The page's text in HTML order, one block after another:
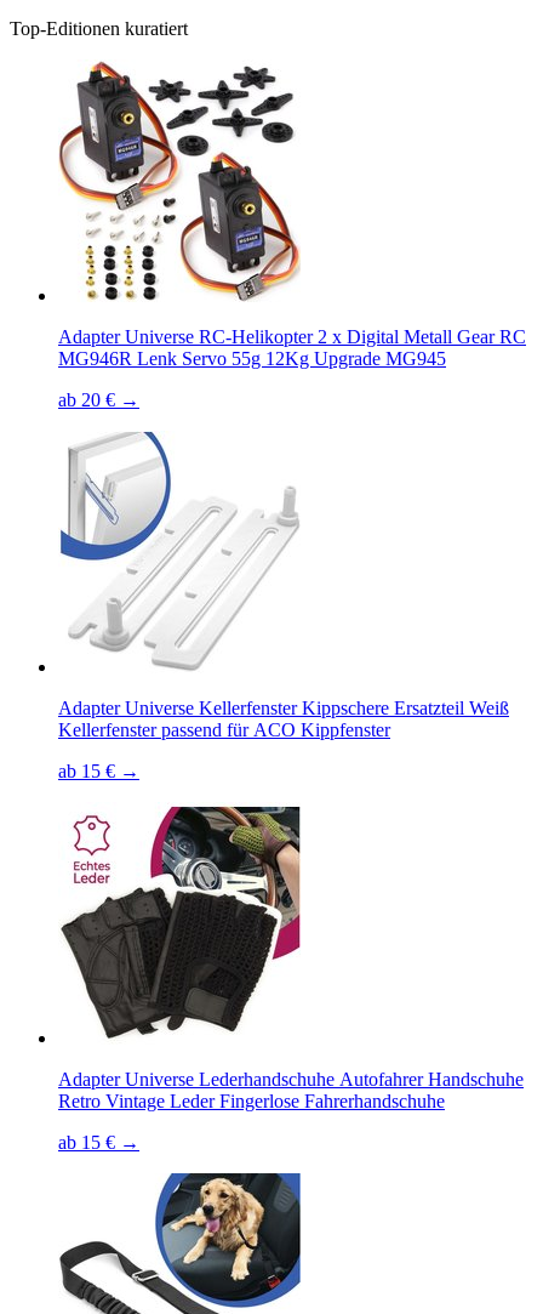
Top-Editionen kuratiert
Adapter Universe RC-Helikopter 2 x Digital Metall Gear RC
MG946R Lenk Servo 55g 12Kg Upgrade MG945
ab 20 € →
Adapter Universe Kellerfenster Kippschere Ersatzteil Weiß
Kellerfenster passend für ACO Kippfenster
ab 15 € →
Adapter Universe Lederhandschuhe Autofahrer Handschuhe
Retro Vintage Leder Fingerlose Fahrerhandschuhe
ab 15 € →